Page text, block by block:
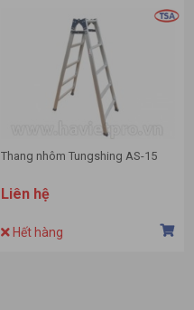
Thang nhôm Tungshing AS-15
Liên hệ
Hết hàng